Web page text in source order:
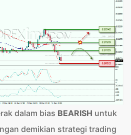
dalam bias BEARISH untuk
demikian strategi trading